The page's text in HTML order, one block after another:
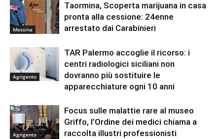
Messina
Taormina, Scoperta marijuana in casa
pronta alla cessione: 24enne
arrestato dai Carabinieri
Agrigento
TAR Palermo accoglie il ricorso: i
centri radiologici siciliani non
dovranno più sostituire le
apparecchiature ogni 10 anni
Agrigento
Focus sulle malattie rare al museo
Griffo, l’Ordine dei medici chiama a
raccolta illustri professionisti